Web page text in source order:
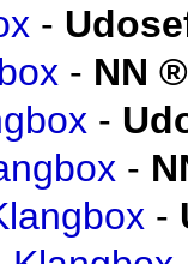
-
- NN
-
-
-